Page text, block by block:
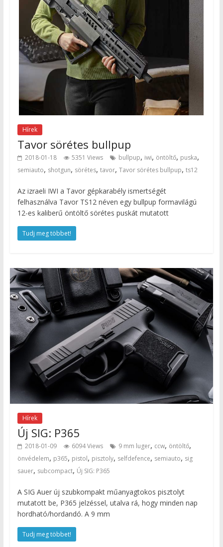
Hírek
Tavor sörétes bullpup
2018-01-18 5351 Views bullpup, iwi, öntöltő, puska,
semiauto, shotgun, sörétes, tavor, Tavor sörétes bullpup, ts12
Az izraeli IWI a Tavor gépkarabély ismertségét
felhasználva Tavor TS12 néven egy bullpup formavilágú
12-es kaliberű öntöltő sörétes puskát mutatott
Tudj meg többet!
Hírek
Új SIG: P365
2018-01-09 6094 Views 9 mm luger, ccw, öntöltő,
önvédelem, p365, pistol, pisztoly, selfdefence, semiauto, sig
sauer, subcompact, Új SIG: P365
A SIG Auer új szubkompakt műanyagtokos pisztolyt
mutatott be, P365 jelzéssel, utalva rá, hogy minden nap
hordható/hordandó. A 9 mm
Tudj meg többet!